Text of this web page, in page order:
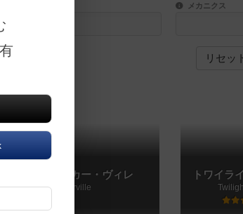
場人物などモチーフ・ストーリーを指定することができます。直
ーバー ゲーム性を構
メカニクス
リセッ
ージー・ステッカー・ヴィレ
Cozy Stickerville
トワイラ